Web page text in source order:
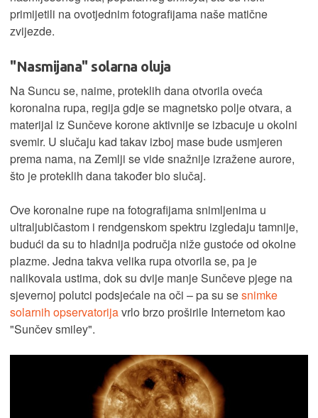
primijetili na ovotjednim fotografijama naše matične
zvijezde.
"Nasmijana" solarna oluja
Na Suncu se, naime, proteklih dana otvorila oveća
koronalna rupa, regija gdje se magnetsko polje otvara, a
materijal iz Sunčeve korone aktivnije se izbacuje u okolni
svemir. U slučaju kad takav izboj mase bude usmjeren
prema nama, na Zemlji se vide snažnije izražene aurore,
što je proteklih dana također bio slučaj.
Ove koronalne rupe na fotografijama snimljenima u
ultraljubičastom i rendgenskom spektru izgledaju tamnije,
budući da su to hladnija područja niže gustoće od okolne
plazme. Jedna takva velika rupa otvorila se, pa je
nalikovala ustima, dok su dvije manje Sunčeve pjege na
sjevernoj polutci podsjećale na oči – pa su sesnimke
solarnih opservatorijavrlo brzo proširile Internetom kao
"Sunčev smiley".